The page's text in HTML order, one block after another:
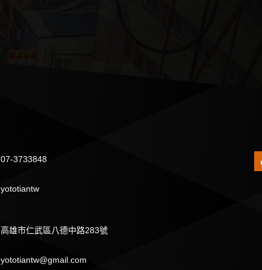
07-3733848
yototiantw
高雄市仁武區八德中路283號
yototiantw@gmail.com